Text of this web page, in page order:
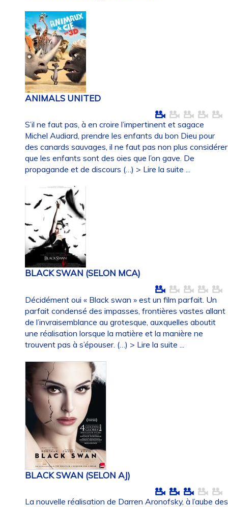
ANIMALS UNITED
S’il ne faut pas, à en croire l’impertinent et sagace
Michel Audiard, prendre les enfants du bon Dieu pour
des canards sauvages, il ne faut pas non plus considérer
que les enfants sont des oies que l’on gave. De
propagande et de discours (…) > Lire la suite ...
BLACK SWAN (SELON MCA)
Décidément oui « Black swan » est un film parfait. Un
parfait condensé des impasses, frontières vastes allant
de l’invraisemblance au grotesque, auxquelles aboutit
une réalisation lorsque la matière et la manière ne
trouvent pas à s’épouser. (…) > Lire la suite ...
BLACK SWAN (SELON AJ)
La nouvelle réalisation de Darren Aronofsky, à l’aube des